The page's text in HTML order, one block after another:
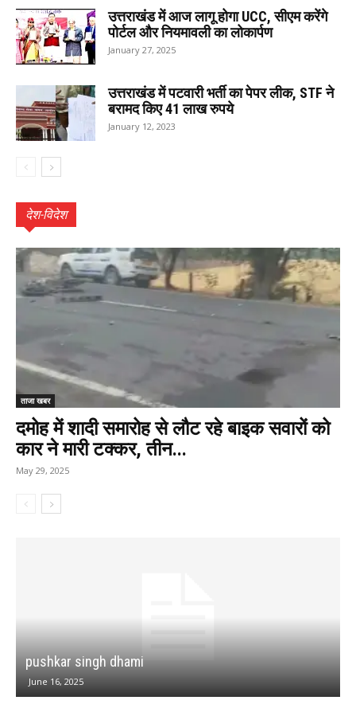
उत्तराखंड में आज लागू होगा UCC, सीएम करेंगे
पोर्टल और नियमावली का लोकार्पण
January 27, 2025
उत्तराखंड में पटवारी भर्ती का पेपर लीक, STF ने
बरामद किए 41 लाख रुपये
January 12, 2023
देश-विदेश
ताजा खबर
दमोह में शादी समारोह से लौट रहे बाइक सवारों को
कार ने मारी टक्कर, तीन...
May 29, 2025
pushkar singh dhami
June 16, 2025